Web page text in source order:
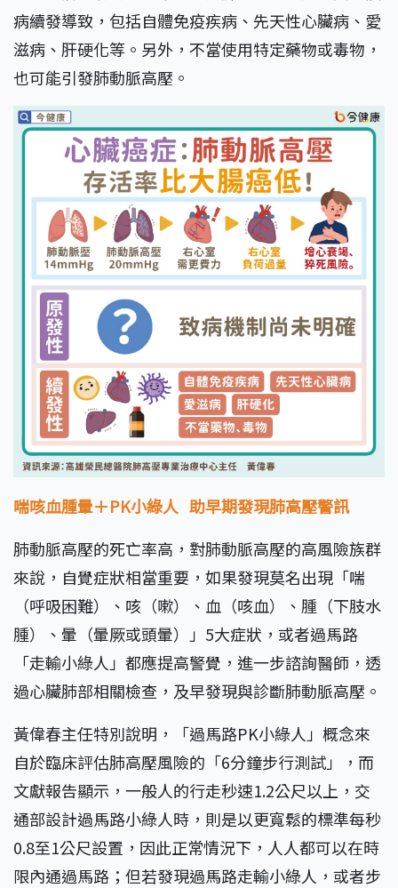
病續發導致，包括自體免疫疾病、先天性心臟病、愛
滋病、肝硬化等。另外，不當使用特定藥物或毒物，
也可能引發肺動脈高壓。
喘咳血腫暈＋PK小綠人 助早期發現肺高壓警訊
肺動脈高壓的死亡率高，對肺動脈高壓的高風險族群
來說，自覺症狀相當重要，如果發現莫名出現「喘
（呼吸困難）、咳（嗽）、血（咳血）、腫（下肢水
腫）、暈（暈厥或頭暈）」5大症狀，或者過馬路
「走輸小綠人」都應提高警覺，進一步諮詢醫師，透
過心臟肺部相關檢查，及早發現與診斷肺動脈高壓。
黃偉春主任特別說明，「過馬路PK小綠人」概念來
自於臨床評估肺高壓風險的「6分鐘步行測試」，而
文獻報告顯示，一般人的行走秒速1.2公尺以上，交
通部設計過馬路小綠人時，則是以更寬鬆的標準每秒
0.8至1公尺設置，因此正常情況下，人人都可以在時
限內通過馬路；但若發現過馬路走輸小綠人，或者步